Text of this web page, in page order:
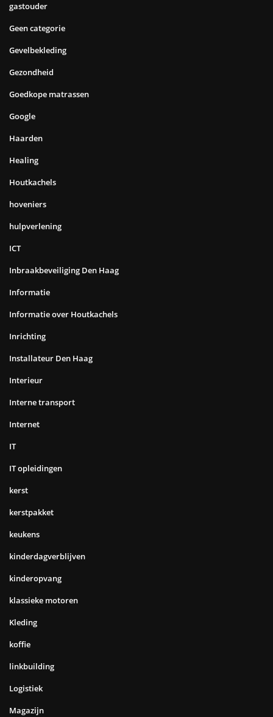
gastouder
Geen categorie
Gevelbekleding
Gezondheid
Goedkope matrassen
Google
Haarden
Healing
Houtkachels
hoveniers
hulpverlening
ICT
Inbraakbeveiliging Den Haag
Informatie
Informatie over Houtkachels
Inrichting
Installateur Den Haag
Interieur
Interne transport
Internet
IT
IT opleidingen
kerst
kerstpakket
keukens
kinderdagverblijven
kinderopvang
klassieke motoren
Kleding
koffie
linkbuilding
Logistiek
Magazijn